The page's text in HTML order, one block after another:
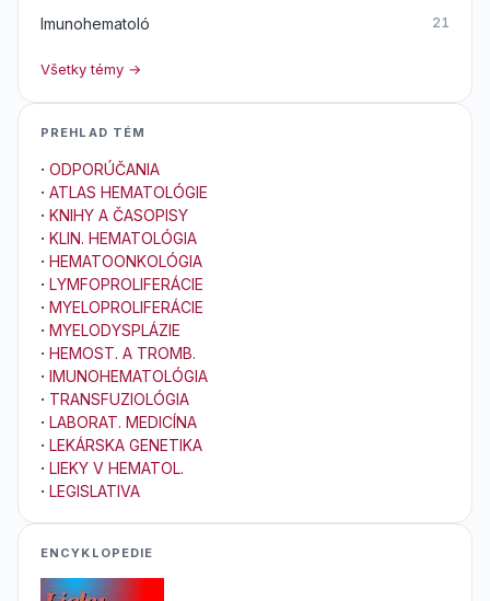
Imunohematoló 21
Všetky témy →
PREHLAD TÉM
· ODPORÚČANIA
· ATLAS HEMATOLÓGIE
· KNIHY A ČASOPISY
· KLIN. HEMATOLÓGIA
· HEMATOONKOLÓGIA
· LYMFOPROLIFERÁCIE
· MYELOPROLIFERÁCIE
· MYELODYSPLÁZIE
· HEMOST. A TROMB.
· IMUNOHEMATOLÓGIA
· TRANSFUZIOLÓGIA
· LABORAT. MEDICÍNA
· LEKÁRSKA GENETIKA
· LIEKY V HEMATOL.
· LEGISLATIVA
ENCYKLOPEDIE